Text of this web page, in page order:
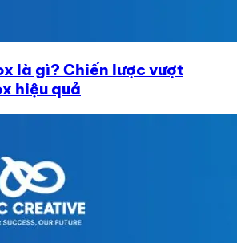
là gì? Chiến lược vượt
hiệu quả